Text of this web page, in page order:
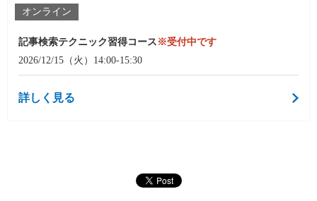
記事検索テクニック習得コース ※受付中です
2026/12/15（火）14:00-15:30
詳しく見る
オンライン